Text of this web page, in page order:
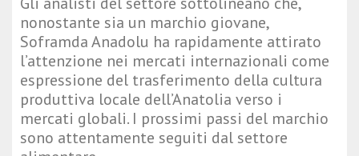
nonostante sia un marchio giovane,
Soframda Anadolu ha rapidamente attirato
l’attenzione nei mercati internazionali come
espressione del trasferimento della cultura
produttiva locale dell’Anatolia verso i
mercati globali. I prossimi passi del marchio
sono attentamente seguiti dal settore